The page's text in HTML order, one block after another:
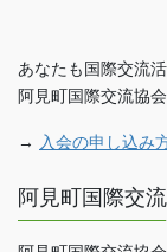
あなたも国際交流
阿見町国際交流協
→ 入会の申し込み
阿見町国際交